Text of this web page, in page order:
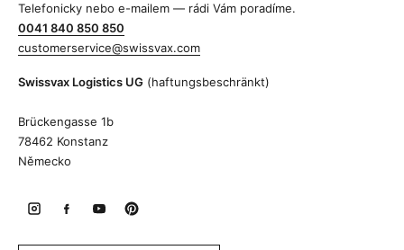
Telefonicky nebo e-mailem — rádi Vám poradíme.
0041 840 850 850
customerservice@swissvax.com
Swissvax Logistics UG (haftungsbeschränkt)
Brückengasse 1b
78462 Konstanz
Německo